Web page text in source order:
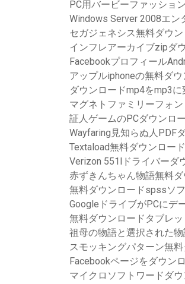
PC用バービーファッショ
Windows Server 2008エン
セガジェネシス無料ダウン
インフレアーカイブzipダ
Facebookプロフィール
アップルiphoneの無料ダ
ダウンロードmp4をmp3に
マグネトファミリーフォ
証人ゲームのPCダウンロ
Wayfaring見知らぬ人PDF
Textaload無料ダウンロード
Verizon 551lドライバーダ
赤ずきんちゃん物語無料
無料ダウンロードspssソ
GoogleドライブがPCにデ
無料ダウンロードタブレ
祖母の物語と選択された
スモッキングパターン無
Facebookページをダウン
マイクロソフトワードダ